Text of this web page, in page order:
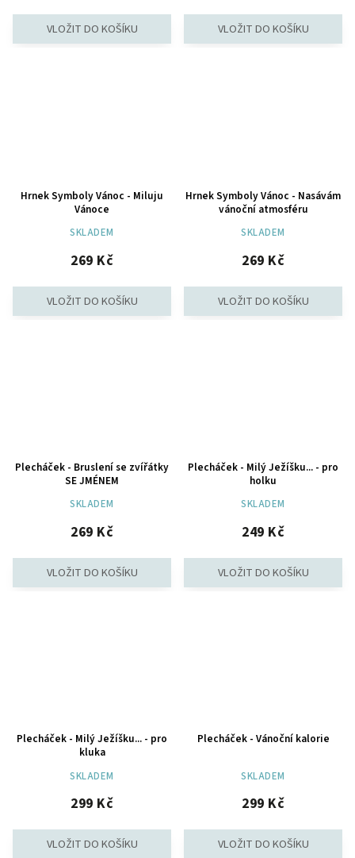
Hrnek Symboly Vánoc - Miluju
Vánoce
SKLADEM
269 Kč
Hrnek Symboly Vánoc - Nasávám
vánoční atmosféru
SKLADEM
269 Kč
Plecháček - Bruslení se zvířátky
SE JMÉNEM
SKLADEM
269 Kč
Plecháček - Milý Ježíšku... - pro
holku
SKLADEM
249 Kč
Plecháček - Milý Ježíšku... - pro
kluka
SKLADEM
299 Kč
Plecháček - Vánoční kalorie
SKLADEM
299 Kč